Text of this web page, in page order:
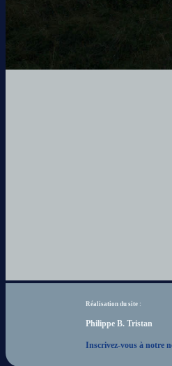
Réalisation du site :
Philippe B. Tristan
Inscrivez-vous à notre